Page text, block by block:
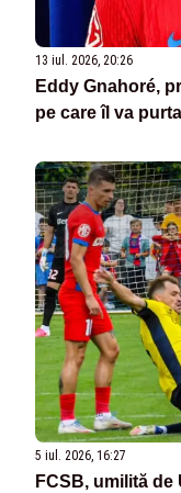
13 iul. 2026, 20:26
Eddy Gnahoré,
pe care îl va
5 iul. 2026, 16:27
FCSB, umilită de